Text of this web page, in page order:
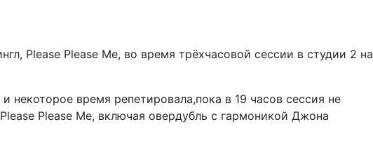
Please Please Me, во время трёхчасовой сессии в студии 2 на
некоторое время репетировала,пока в 19 часов сессия не
Please Me, включая овердубль с гармоникой Джона